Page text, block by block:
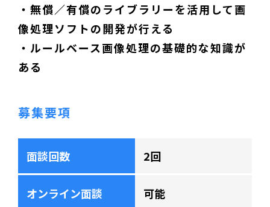
・無償／有償のライブラリーを活用して画
像処理ソフトの開発が行える
・ルールベース画像処理の基礎的な知識が
ある
募集要項
面談回数 2回
オンライン面談 可能